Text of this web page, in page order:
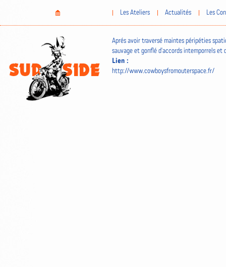
contenu
Home
Les Ateliers Actualités Les
Aprés avoir traversé maintes péripéties
sauvage et gonflé d'accords intemporrels et
Lien :
http://www.cowboysfromouterspace.fr/